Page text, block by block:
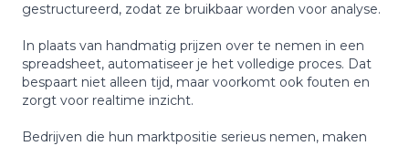
gestructureerd, zodat ze bruikbaar worden voor analyse.
In plaats van handmatig prijzen over te nemen in een
spreadsheet, automatiseer je het volledige proces. Dat
bespaart niet alleen tijd, maar voorkomt ook fouten en
zorgt voor realtime inzicht.
Bedrijven die hun marktpositie serieus nemen, maken